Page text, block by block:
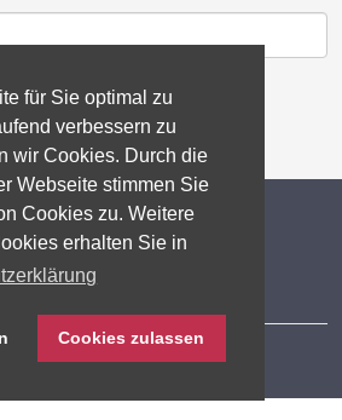
für Sie optimal zu
verbessern zu
wir Cookies. Durch die
Webseite stimmen Sie
Cookies zu. Weitere
erhalten Sie in
Cookies zulassen
gb consite GmbH